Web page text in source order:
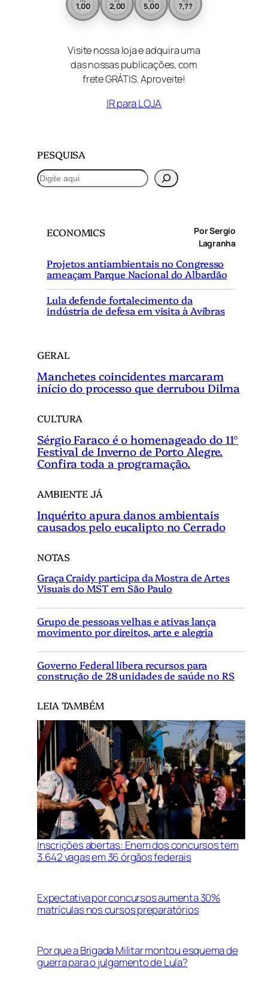
1,00 2,00 5,00 ?,??
Visite nossa loja e adquira uma
das nossas publicações, com
frete GRÁTIS. Aproveite!
IR para LOJA
PESQUISA
P
e
ECONOMICS
Por Sergio
Lagranha
Projetos antiambientais no Congresso
ameaçam Parque Nacional do Albardão
Lula defende fortalecimento da
indústria de defesa em visita à Avibras
GERAL
Manchetes coincidentes marcaram
início do processo que derrubou Dilma
CULTURA
Sérgio Faraco é o homenageado do 11°
Festival de Inverno de Porto Alegre.
Confira toda a programação.
AMBIENTE JÁ
Inquérito apura danos ambientais
causados pelo eucalipto no Cerrado
NOTAS
Graça Craidy participa da Mostra de Artes
Visuais do MST em São Paulo
Grupo de pessoas velhas e ativas lança
movimento por direitos, arte e alegria
Governo Federal libera recursos para
construção de 28 unidades de saúde no RS
LEIA TAMBÉM
Inscrições abertas: Enem dos concursos tem
3.642 vagas em 36 órgãos federais
Expectativa por concursos aumenta 30%
matrículas nos cursos preparatórios
Por que a Brigada Militar montou esquema de
guerra para o julgamento de Lula?